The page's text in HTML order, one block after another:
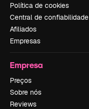
Política de cookies
Central de confiabilidade
Afiliados
Empresas
Empresa
Preços
Sobre nós
Reviews